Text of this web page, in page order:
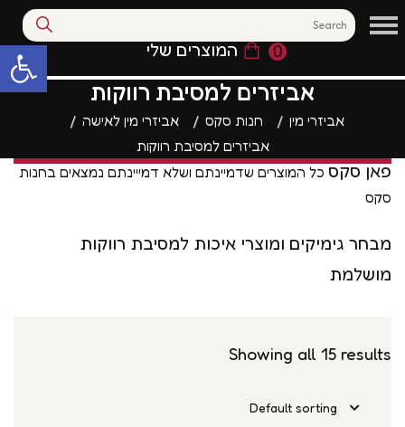
פתח סרגל 0 המוצרים שלי
אביזרים למסיבת רווקות
אביזרי מין חנות סקס
אביזרי מין לאישה
אביזרים למסיבת רווקות
פאן סקס כל המוצרים שדמיינתם ושלא דמייינתם נמצאים בחנות
סקס
מבחר גימיקים ומוצרי איכות למסיבת רווקות
מושלמת
Showing all 15 results